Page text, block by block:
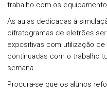
trabalho com os
As aulas dedicadas à
difratogramas de eletrões
expositivas com utilização de
continuadas com o trabalho
semana.
Procura-se que os alunos